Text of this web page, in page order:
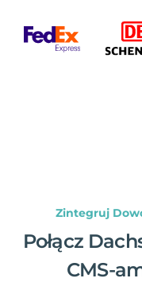
Zintegruj
Połącz
CMS-